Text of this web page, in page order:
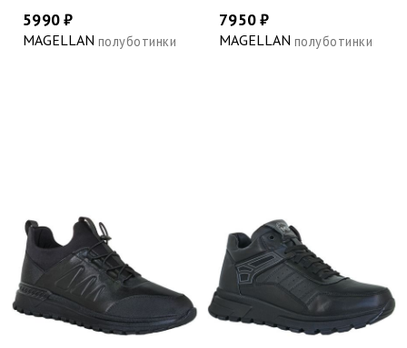
5990 ₽
MAGELLAN полуботинки
7950 ₽
MAGELLAN полуботинки